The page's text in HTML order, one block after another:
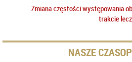
Zmiana częstości występowania
trakcie
NASZE